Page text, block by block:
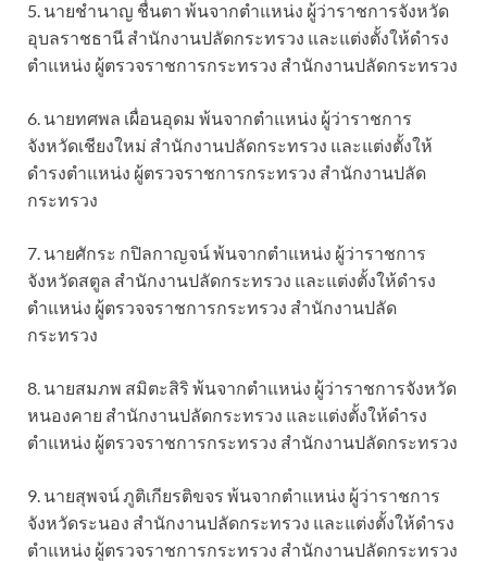
5. นายชำนาญ ชื่นตา พ้นจากตำแหน่ง ผู้ว่าราชการจังหวัด
อุบลราชธานี สำนักงานปลัดกระทรวง และแต่งตั้งให้ดำรง
ตำแหน่ง ผู้ตรวจราชการกระทรวง สำนักงานปลัดกระทรวง
6. นายทศพล เผื่อนอุดม พ้นจากตำแหน่ง ผู้ว่าราชการ
จังหวัดเชียงใหม่ สำนักงานปลัดกระทรวง และแต่งตั้งให้
ดำรงตำแหน่ง ผู้ตรวจราชการกระทรวง สำนักงานปลัด
กระทรวง
7. นายศักระ กปิลกาญจน์ พ้นจากตำแหน่ง ผู้ว่าราชการ
จังหวัดสตูล สำนักงานปลัดกระทรวง และแต่งตั้งให้ดำรง
ตำแหน่ง ผู้ตรวจจราชการกระทรวง สำนักงานปลัด
กระทรวง
8. นายสมภพ สมิตะสิริ พ้นจากตำแหน่ง ผู้ว่าราชการจังหวัด
หนองคาย สำนักงานปลัดกระทรวง และแต่งตั้งให้ดำรง
ตำแหน่ง ผู้ตรวจราชการกระทรวง สำนักงานปลัดกระทรวง
9. นายสุพจน์ ภูติเกียรติขจร พ้นจากตำแหน่ง ผู้ว่าราชการ
จังหวัดระนอง สำนักงานปลัดกระทรวง และแต่งตั้งให้ดำรง
ตำแหน่ง ผู้ตรวจราชการกระทรวง สำนักงานปลัดกระทรวง